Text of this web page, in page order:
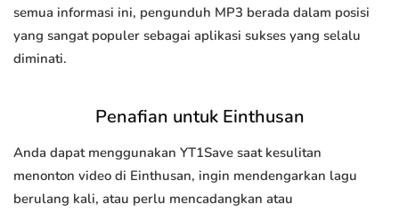
semua informasi ini, pengunduh MP3 berada dalam posisi
yang sangat populer sebagai aplikasi sukses yang selalu
diminati.
Penafian untuk Einthusan
Anda dapat menggunakan YT1Save saat kesulitan
menonton video di Einthusan, ingin mendengarkan lagu
berulang kali, atau perlu mencadangkan atau